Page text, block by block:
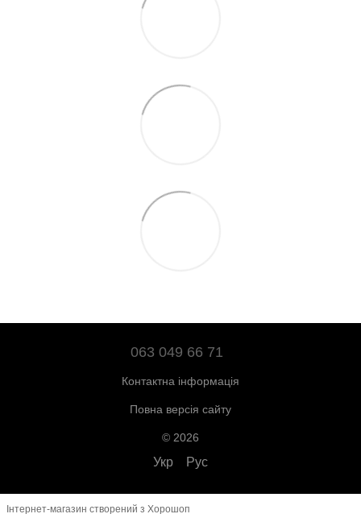
063 049 66 71
Контактна інформація
Повна версія сайту
© 2026
Укр Рус
Інтернет-магазин створений з Хорошоп